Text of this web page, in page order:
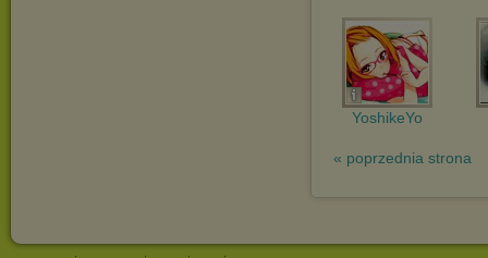
YoshikeYo
« poprzednia strona